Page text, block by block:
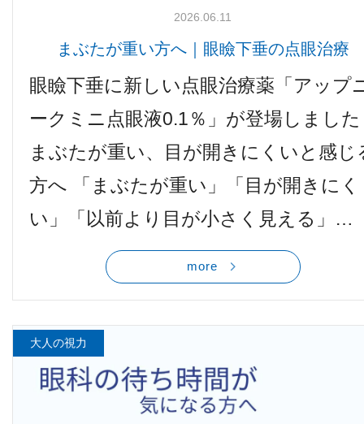
2026.06.11
まぶたが重い方へ｜眼瞼下垂の点眼治療
眼瞼下垂に新しい点眼治療薬「アップ
ークミニ点眼液0.1％」が登場しました
まぶたが重い、目が開きにくいと感じ
方へ 「まぶたが重い」「目が開きにく
い」「以前より目が小さく見える」…
more
大人の視力